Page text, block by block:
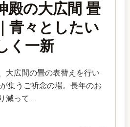
殿の大広間 畳
青々としたい
く一新
大広間の畳の表替えを行い
集うご祈念の場。長年のお
減って …